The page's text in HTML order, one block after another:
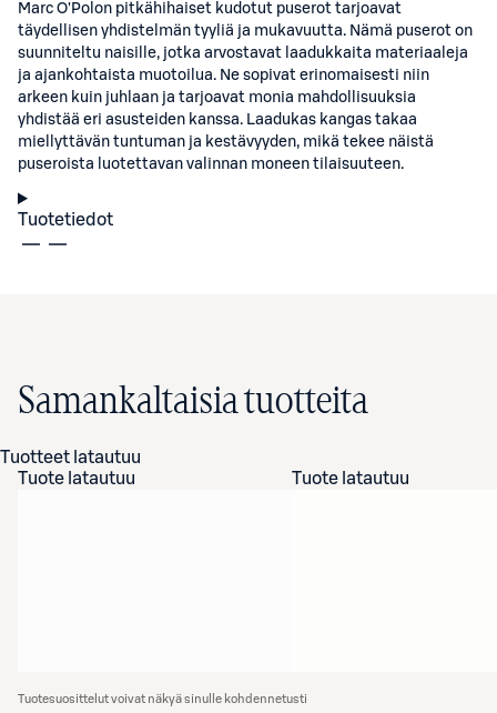
Marc O'Polon pitkähihaiset kudotut puserot tarjoavat
täydellisen yhdistelmän tyyliä ja mukavuutta. Nämä puserot on
suunniteltu naisille, jotka arvostavat laadukkaita materiaaleja
ja ajankohtaista muotoilua. Ne sopivat erinomaisesti niin
arkeen kuin juhlaan ja tarjoavat monia mahdollisuuksia
yhdistää eri asusteiden kanssa. Laadukas kangas takaa
miellyttävän tuntuman ja kestävyyden, mikä tekee näistä
puseroista luotettavan valinnan moneen tilaisuuteen.
Tuotetiedot
Samankaltaisia tuotteita
Tuotteet latautuu
Tuote latautuu
Tuote latautuu
Tuotesuosittelut voivat näkyä sinulle kohdennetusti